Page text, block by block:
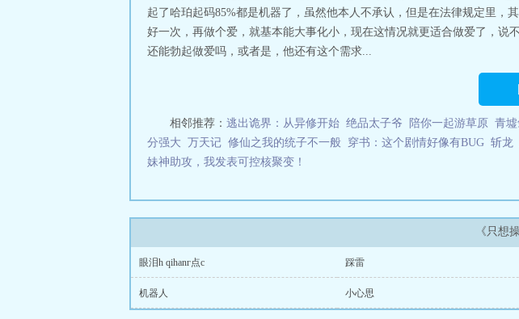
起了哈珀起码85%都是机器了，虽然他本人不承认，但是在法律规定里
好一次，再做个爱，就基本能大事化小，现在这情况就更适合做爱了，说
还能勃起做爱吗，或者是，他还有这个需求...
相邻推荐： 逃出诡界：从异修开始 绝品太子爷 陪你一起游草原 青
分强大 万天记 修仙之我的统子不一般 穿书：这个剧情好像有BUG 斩龙
妹神助攻，我发表可控核聚变！
《只想
眼泪h qihanг点c 踩雷
机器人 小心思